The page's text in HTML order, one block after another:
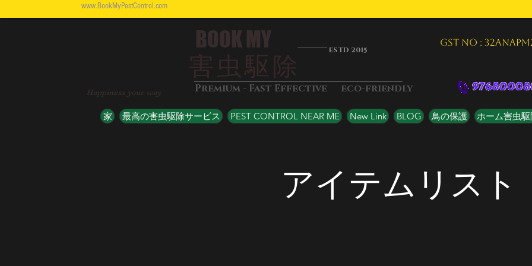
www.BookMyPestControl.com
害虫駆除
BOOK MY ESTD 2015
Premium - Fast Effective eco-friendly
Happiness your way
GST NO :
家 最高の害虫駆除サービス PEST CONTROL NEAR ME New Link BLOG 鳥の保護 ホーム害虫
アイテムリスト